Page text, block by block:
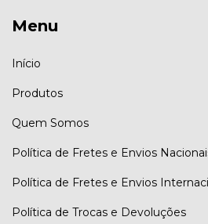
Menu
Início
Produtos
Quem Somos
Política de Fretes e Envios
Política de Fretes e Envios
Política de Trocas e Devoluções